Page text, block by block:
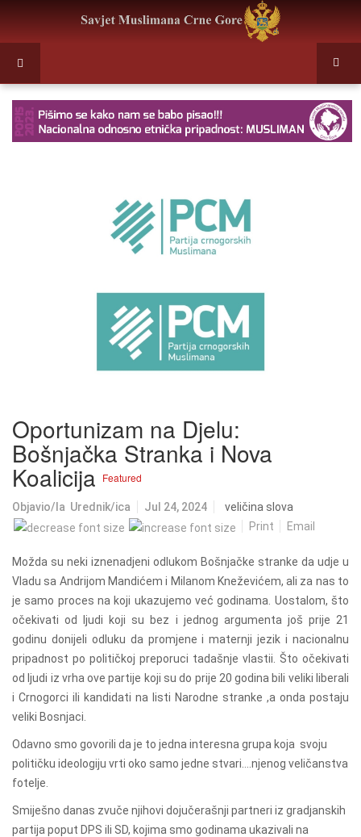
Oportunizam na Djelu:
Bošnjačka Stranka i Nova
Koalicija Featured
Objavio/la Urednik/ica Jul 24, 2024
veličina slova
Print
Email
Možda su neki iznenadjeni odlukom Bošnjačke stranke da udje u
Vladu sa Andrijom Mandićem i Milanom Kneževićem, ali za nas to
je samo proces na koji ukazujemo već godinama. Uostalom, što
očekivati od ljudi koji su bez i jednog argumenta još prije 21
godinu donijeli odluku da promjene i maternji jezik i nacionalnu
pripadnost po političkoj preporuci tadašnje vlastii. Što očekivati
od ljudi iz vrha ove partije koji su do prije 20 godina bili veliki liberali
i Crnogorci ili kandidati na listi Narodne stranke ,a onda postaju
veliki Bosnjaci.
Odavno smo govorili da je to jedna interesna grupa koja svoju
pol itičku ideologiju vrti oko samo jedne stvari….njenog veličanstva
fotelje.
Smiješno danas zvuče njihovi dojučerašnji partneri iz gradjanskih
partija poput DPS ili SD, kojima smo godinama ukazivali na